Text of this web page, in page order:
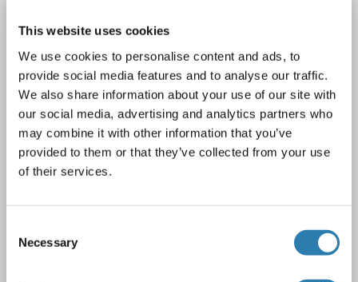
This website uses cookies
We use cookies to personalise content and ads, to
provide social media features and to analyse our traffic.
We also share information about your use of our site with
our social media, advertising and analytics partners who
may combine it with other information that you’ve
provided to them or that they’ve collected from your use
of their services.
Selection
Necessary
SYN2 Reactivité: Souris Colorimetric
78 pg/mL - 5000 pg/mL
1 image